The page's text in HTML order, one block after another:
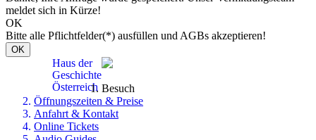
meldet sich in Kürze!
OK
Bitte alle Pflichtfelder(*) ausfüllen und AGBs akzeptieren!
OK
Haus der
Geschichte
Österreich Besuch
Öffnungszeiten & Preise
Anfahrt & Kontakt
Online Tickets